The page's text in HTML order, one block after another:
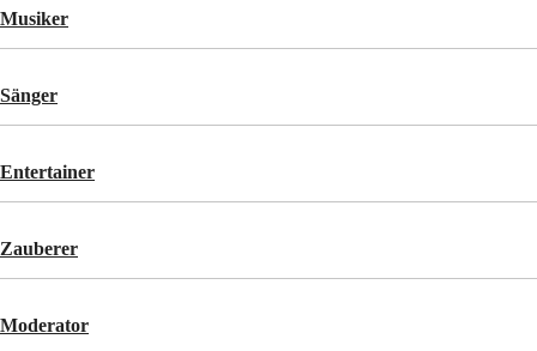
Musiker
Sänger
Entertainer
Zauberer
Moderator